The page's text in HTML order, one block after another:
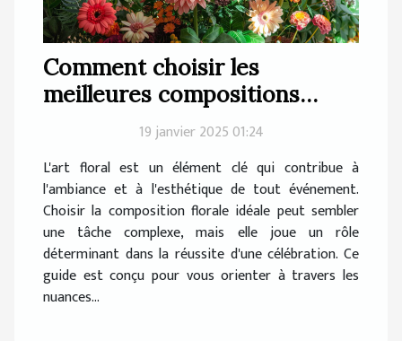
Comment choisir les
meilleures compositions
florales pour chaque type
d'événement
19 janvier 2025 01:24
L'art floral est un élément clé qui contribue à
l'ambiance et à l'esthétique de tout événement.
Choisir la composition florale idéale peut sembler
une tâche complexe, mais elle joue un rôle
déterminant dans la réussite d'une célébration. Ce
guide est conçu pour vous orienter à travers les
nuances...